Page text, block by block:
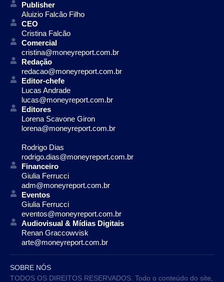
Publisher
Aluizio Falcão Filho
CEO
Cristina Falcão
Comercial
cristina@moneyreport.com.br
Redação
redacao@moneyreport.com.br
Editor-chefe
Lucas Andrade
lucas@moneyreport.com.br
Editores
Lorena Scavone Giron
lorena@moneyreport.com.br
Rodrigo Dias
rodrigo.dias@moneyreport.com.br
Financeiro
Giulia Ferrucci
adm@moneyreport.com.br
Eventos
Giulia Ferrucci
eventos@moneyreport.com.br
Audiovisual & Mídias Digitais
Renan Graccowvisk
arte@moneyreport.com.br
SOBRE NÓS
TODOS OS DIREITOS RESERVADOS. Todo o conteúdo do site,